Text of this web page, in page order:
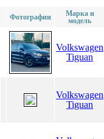
Фотографии
Марка и
модель
Volkswagen
Tiguan
Volkswagen
Tiguan